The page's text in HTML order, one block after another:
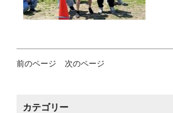
前のページ
次のページ
カテゴリー